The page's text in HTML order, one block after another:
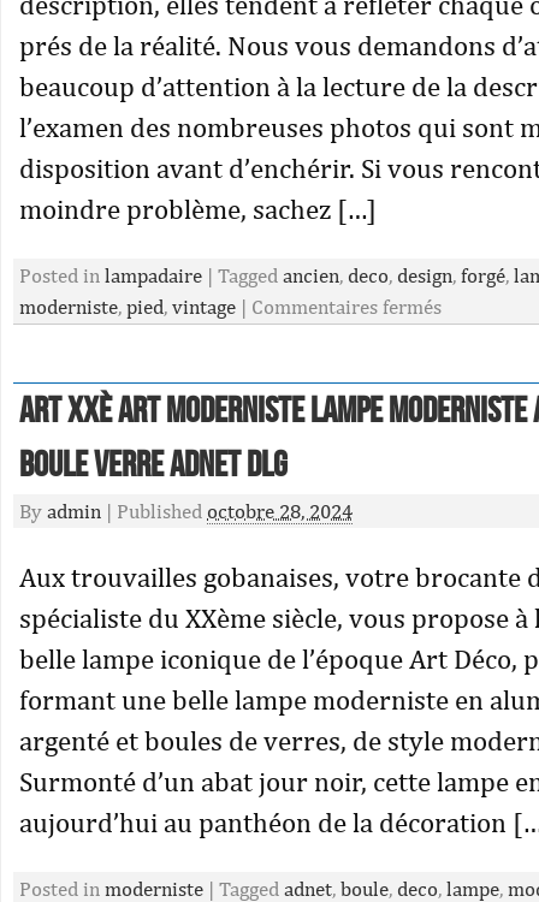
prés de la réalité. Nous vous demandons
beaucoup d’attention à la lecture de la
l’examen des nombreuses photos qui sont
disposition avant d’enchérir. Si vous
moindre problème, sachez […]
Posted in lampadaire | Tagged ancien, deco, design, forgé,
moderniste, pied, vintage | Commentaires fermés
Art XXè Art Moderniste Lampe moderniste
Boule verre Adnet DLG
By admin | Published octobre 28, 2024
Aux trouvailles gobanaises, votre brocante
spécialiste du XXème siècle, vous propose à
belle lampe iconique de l’époque Art Déco,
formant une belle lampe moderniste en
argenté et boules de verres, de style
Surmonté d’un abat jour noir, cette lampe
aujourd’hui au panthéon de la décoration
Posted in moderniste | Tagged adnet, boule, deco, lampe,